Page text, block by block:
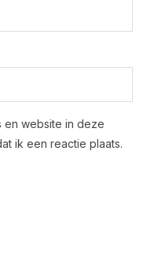
en website in deze
ik een reactie plaats.